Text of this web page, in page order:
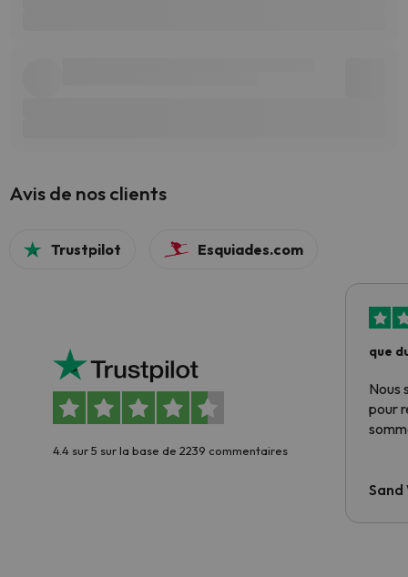
Avis de nos clients
Trustpilot Esquiades.com
4.4 sur 5 sur la base de 2239 commentaires
que
Nous
pour
Sand